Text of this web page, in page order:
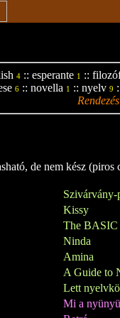
4:: esperante 1 ::
6 :: novella 1 :: nyelv 9
Rendezés
de nem kész
Szivárvány-
Kissy
The
Ninda
Amina
A Guide to
Lett
Mi a